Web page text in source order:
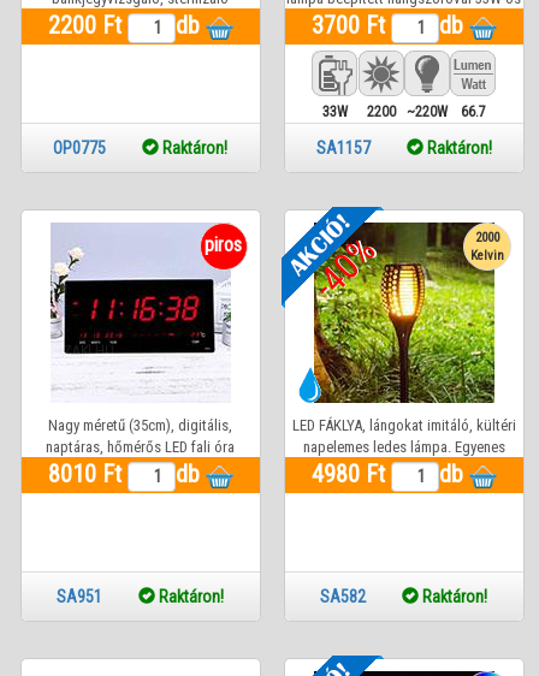
funkciókkal
2200 Ft db
OP0775 Raktáron!
hidegfehér és 3x5W színes zenére is
működő led fénnyel színes led
kivetítővel. távirányítóval.
3700 Ft db
33W
2200
~220W 66.7
SA1157 Raktáron!
piros
Nagy méretű (35cm), digitális,
naptáras, hőmérős LED fali óra
ébresztő funkcióval.
8010 Ft db
SA951 Raktáron!
-40%
2000
Kelvin
LED FÁKLYA, lángokat imitáló, kültéri
napelemes ledes lámpa. Egyenes
leszúrható tartókonzollal 1 év gar.
4980 Ft db
SA582 Raktáron!